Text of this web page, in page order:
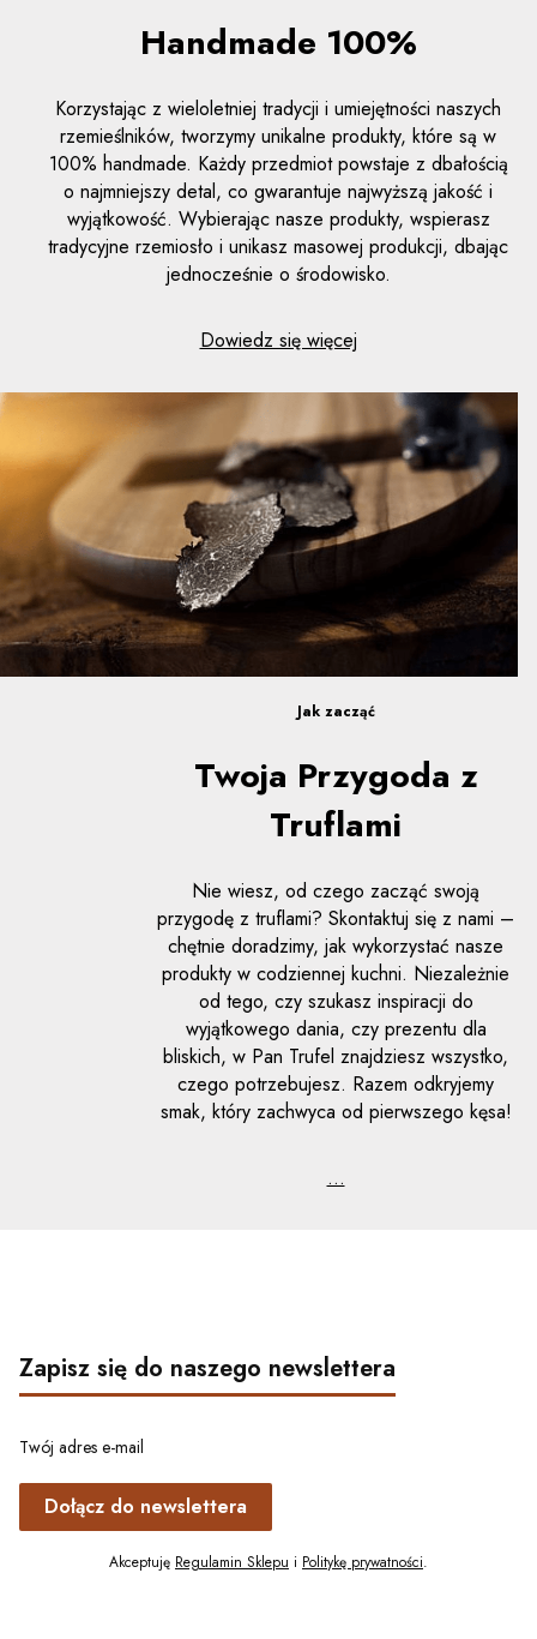
Handmade 100%
Korzystając z wieloletniej tradycji i umiejętności naszych
rzemieślników, tworzymy unikalne produkty, które są w
100% handmade. Każdy przedmiot powstaje z dbałością
o najmniejszy detal, co gwarantuje najwyższą jakość i
wyjątkowość. Wybierając nasze produkty, wspierasz
tradycyjne rzemiosło i unikasz masowej produkcji, dbając
jednocześnie o środowisko.
Dowiedz się więcej
Jak zacząć
Twoja Przygoda z
Truflami
Nie wiesz, od czego zacząć swoją
przygodę z truflami? Skontaktuj się z nami –
chętnie doradzimy, jak wykorzystać nasze
produkty w codziennej kuchni. Niezależnie
od tego, czy szukasz inspiracji do
wyjątkowego dania, czy prezentu dla
bliskich, w Pan Trufel znajdziesz wszystko,
czego potrzebujesz. Razem odkryjemy
smak, który zachwyca od pierwszego kęsa!
...
Zapisz się do naszego newslettera
Twój adres e-mail
Dołącz do newslettera
Akceptuję Regulamin Sklepu i Politykę prywatności.